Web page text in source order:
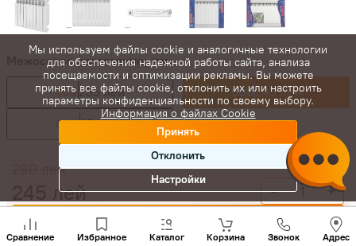
Межосевое расстояние, мм:
300 235 лей 500245 лей
600274 лей
лей
лей - +
Купить сейчас
Сравнение Избранное Каталог Корзина Звонок Адрес
нам
+(373)
Мы используем файлы cookie и аналогичные технологии
для обеспечения надежной работы сайта, анализа
посещаемости и оптимизации рекламы. Вы можете
принять все файлы cookie, отклонить их или настроить
параметры конфиденциальности по своему выбору.
Информация о файлах Cookie
Принять
Отклонить
Настройки